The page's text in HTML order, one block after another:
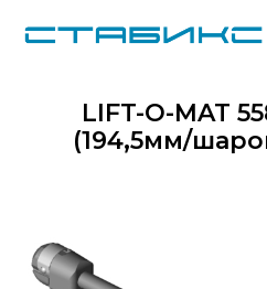
LIFT-O-MAT
(194,5мм/